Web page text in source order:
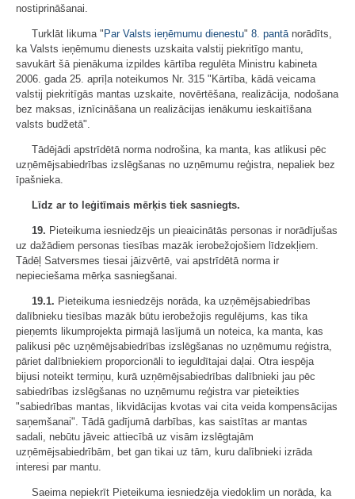
nostiprināšanai.
Turklāt likuma " Par Valsts ieņēmumu dienestu" 8. pantā norādīts,
ka Valsts ieņēmumu dienests uzskaita valstij piekritīgo mantu,
savukārt šā pienākuma izpildes kārtība regulēta Ministru kabineta
2006. gada 25. aprīļa noteikumos Nr. 315 "Kārtība, kādā veicama
valstij piekritīgās mantas uzskaite, novērtēšana, realizācija, nodošana
bez maksas, iznīcināšana un realizācijas ienākumu ieskaitīšana
valsts budžetā".
Tādējādi apstrīdētā norma nodrošina, ka manta, kas atlikusi pēc
uzņēmējsabiedrības izslēgšanas no uzņēmumu reģistra, nepaliek bez
īpašnieka.
Līdz ar to leģitīmais mērķis tiek sasniegts.
19. Pieteikuma iesniedzējs un pieaicinātās personas ir norādījušas
uz dažādiem personas tiesības mazāk ierobežojošiem līdzekļiem.
Tādēļ Satversmes tiesai jāizvērtē, vai apstrīdētā norma ir
nepieciešama mērķa sasniegšanai.
19.1. Pieteikuma iesniedzējs norāda, ka uzņēmējsabiedrības
dalībnieku tiesības mazāk būtu ierobežojis regulējums, kas tika
pieņemts likumprojekta pirmajā lasījumā un noteica, ka manta, kas
palikusi pēc uzņēmējsabiedrības izslēgšanas no uzņēmumu reģistra,
pāriet dalībniekiem proporcionāli to ieguldītajai daļai. Otra iespēja
bijusi noteikt termiņu, kurā uzņēmējsabiedrības dalībnieki jau pēc
sabiedrības izslēgšanas no uzņēmumu reģistra var pieteikties
"sabiedrības mantas, likvidācijas kvotas vai cita veida kompensācijas
saņemšanai". Tādā gadījumā darbības, kas saistītas ar mantas
sadali, nebūtu jāveic attiecībā uz visām izslēgtajām
uzņēmējsabiedrībām, bet gan tikai uz tām, kuru dalībnieki izrāda
interesi par mantu.
Saeima nepiekrīt Pieteikuma iesniedzēja viedoklim un norāda, ka